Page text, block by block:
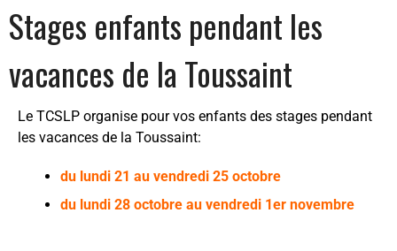
Stages enfants pendant les
vacances de la Toussaint
Le TCSLP organise pour vos enfants des stages pendant
les vacances de la Toussaint:
du lundi 21 au vendredi 25 octobre
du lundi 28 octobre au vendredi 1er novembre